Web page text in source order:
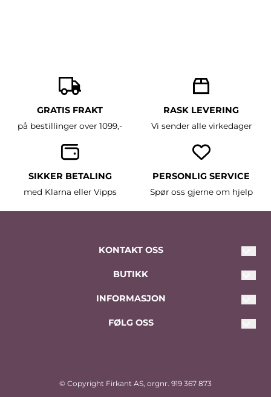
GRATIS FRAKT
på bestillinger over 1099,-
RASK LEVERING
Vi sender alle virkedager
SIKKER BETALING
med Klarna eller Vipps
PERSONLIG SERVICE
Spør oss gjerne om hjelp
KONTAKT OSS
post@traadsnella.com
1476 Lørenskog
BUTIKK
INFORMASJON
Om oss
FØLG OSS
© Copyright Firkant AS, orgnr. 919 367 873